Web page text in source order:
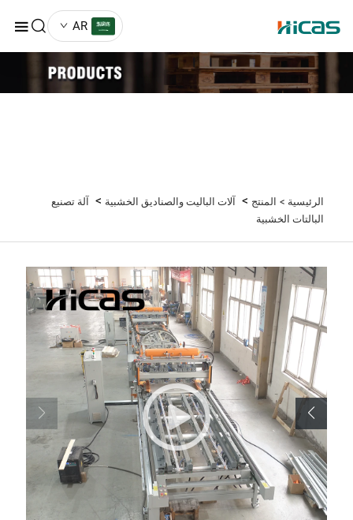
AR
الرئيسية > المنتج >آلات الباليت والصناديق الخشبية>آلة تصنيع
البالتات الخشبية